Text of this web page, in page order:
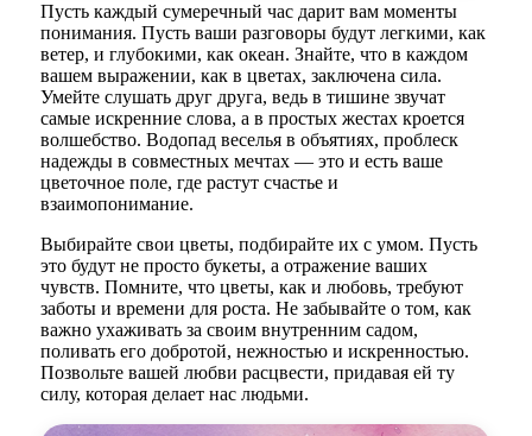
Пусть каждый сумеречный час дарит вам моменты
понимания. Пусть ваши разговоры будут легкими, как
ветер, и глубокими, как океан. Знайте, что в каждом
вашем выражении, как в цветах, заключена сила.
Умейте слушать друг друга, ведь в тишине звучат
самые искренние слова, а в простых жестах кроется
волшебство. Водопад веселья в объятиях, проблеск
надежды в совместных мечтах — это и есть ваше
цветочное поле, где растут счастье и
взаимопонимание.
Выбирайте свои цветы, подбирайте их с умом. Пусть
это будут не просто букеты, а отражение ваших
чувств. Помните, что цветы, как и любовь, требуют
заботы и времени для роста. Не забывайте о том, как
важно ухаживать за своим внутренним садом,
поливать его добротой, нежностью и искренностью.
Позвольте вашей любви расцвести, придавая ей ту
силу, которая делает нас людьми.